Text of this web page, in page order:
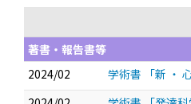
著書・報告書等
2024/02
学術書 「新 ・